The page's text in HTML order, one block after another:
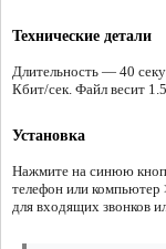
Технические детали
Длительность — 40
Кбит/сек. Файл весит
Установка
Нажмите на синюю
телефон или компьютер
для входящих звонков